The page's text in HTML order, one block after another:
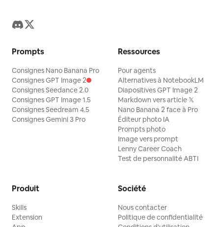
Prompts
Consignes Nano Banana Pro
Consignes GPT Image 2
Consignes Seedance 2.0
Consignes GPT Image 1.5
Consignes Seedream 4.5
Consignes Gemini 3 Pro
Ressources
Pour agents
Alternatives à NotebookLM
Diapositives GPT Image 2
Markdown vers article 𝕏
Nano Banana 2 face à Pro
Éditeur photo IA
Prompts photo
Image vers prompt
Lenny Career Coach
Test de personnalité ABTI
Produit
Skills
Extension
Société
Nous contacter
Politique de confidentialité